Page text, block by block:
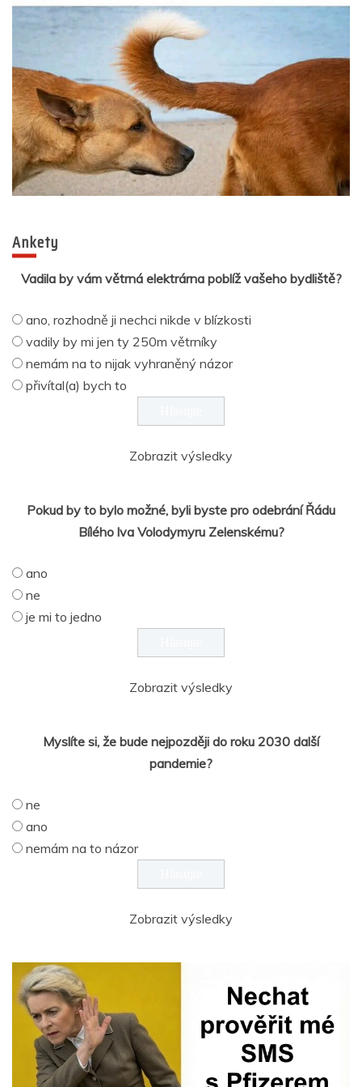
Ankety
Vadila by vám větrná elektrárna poblíž vašeho bydliště?
ano, rozhodně ji nechci nikde v blízkosti
vadily by mi jen ty 250m větrníky
nemám na to nijak vyhraněný názor
přivítal(a) bych to
Zobrazit výsledky
Pokud by to bylo možné, byli byste pro odebrání Řádu
Bílého lva Volodymyru Zelenskému?
ano
ne
je mi to jedno
Zobrazit výsledky
Myslíte si, že bude nejpozději do roku 2030 další
pandemie?
ne
ano
nemám na to názor
Zobrazit výsledky